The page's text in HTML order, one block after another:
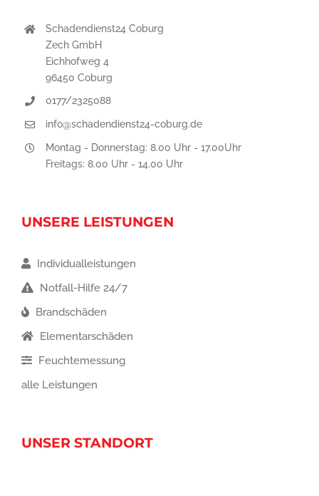
Schadendienst24 Coburg
Zech GmbH
Eichhofweg 4
96450 Coburg
0177/2325088
info@schadendienst24-coburg.de
Montag - Donnerstag: 8.00 Uhr - 17.00Uhr
Freitags: 8.00 Uhr - 14.00 Uhr
UNSERE LEISTUNGEN
Individualleistungen
Notfall-Hilfe 24/7
Brandschäden
Elementarschäden
Feuchtemessung
alle Leistungen
UNSER STANDORT